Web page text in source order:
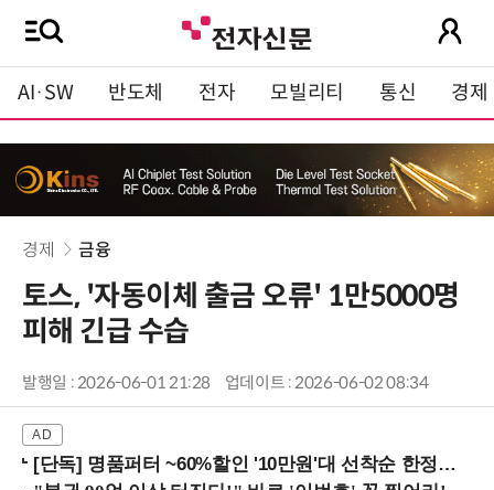
AI·SW 반도체 전자 모빌리티 통신 경제
경제 금융
토스, '자동이체 출금 오류' 1만5000명
피해 긴급 수습
발행일 : 2026-06-01 21:28 업데이트 : 2026-06-02 08:34
[단독] 명품퍼터 ~60%할인 '10만원'대 선착순 한정판매!